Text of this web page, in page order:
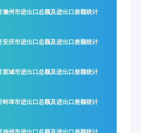
州市进出口总额及进出口差额统计
庆市进出口总额及进出口差额统计
城市进出口总额及进出口差额统计
埠市进出口总额及进出口差额统计